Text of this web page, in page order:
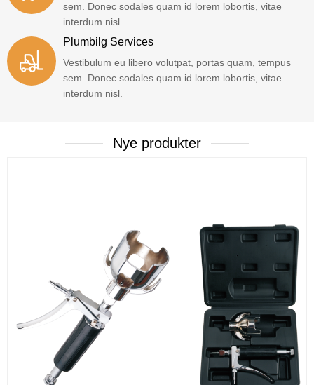
sem. Donec sodales quam id lorem lobortis, vitae
interdum nisl.
Plumbilg Services
Vestibulum eu libero volutpat, portas quam, tempus
sem. Donec sodales quam id lorem lobortis, vitae
interdum nisl.
Nye produkter